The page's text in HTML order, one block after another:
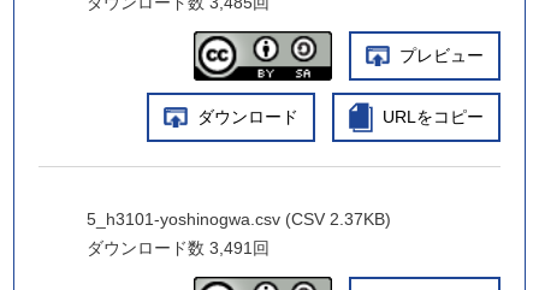
プレビュー
ダウンロード URLをコピー
5_h3101-yoshinogwa.csv (CSV 2.37KB)
ダウンロード数 3,491回